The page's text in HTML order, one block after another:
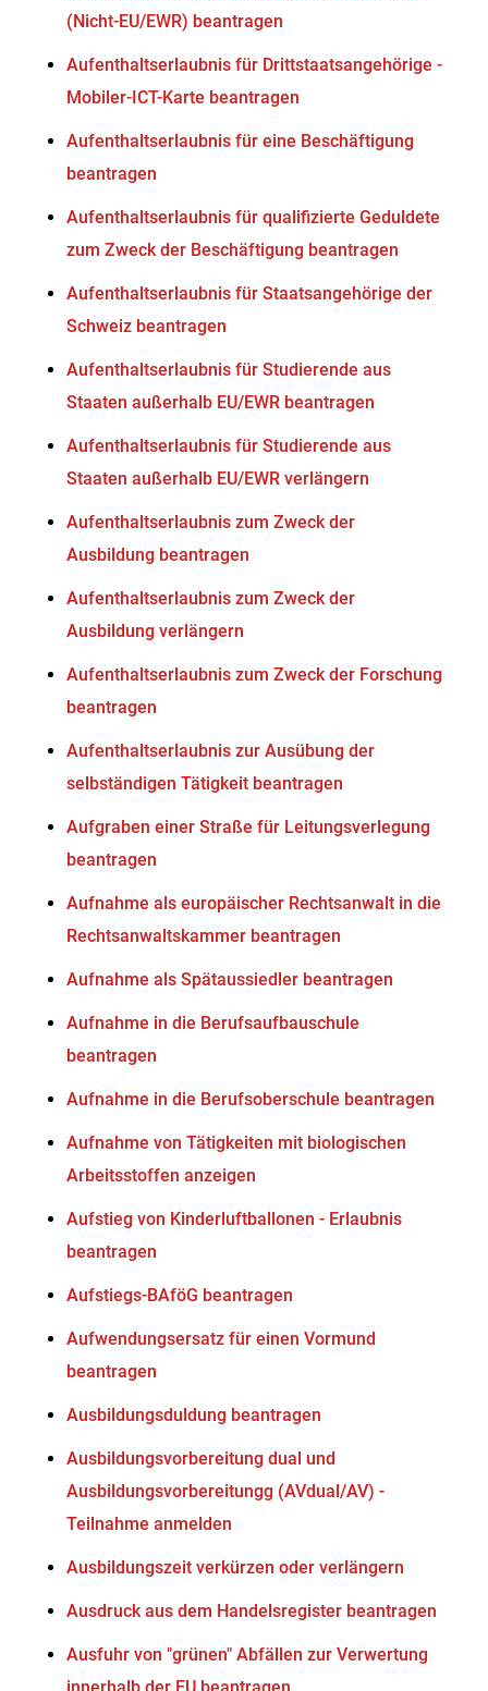
(Nicht-EU/EWR) beantragen
Aufenthaltserlaubnis für Drittstaatsangehörige -
Mobiler-ICT-Karte beantragen
Aufenthaltserlaubnis für eine Beschäftigung
beantragen
Aufenthaltserlaubnis für qualifizierte Geduldete
zum Zweck der Beschäftigung beantragen
Aufenthaltserlaubnis für Staatsangehörige der
Schweiz beantragen
Aufenthaltserlaubnis für Studierende aus
Staaten außerhalb EU/EWR beantragen
Aufenthaltserlaubnis für Studierende aus
Staaten außerhalb EU/EWR verlängern
Aufenthaltserlaubnis zum Zweck der
Ausbildung beantragen
Aufenthaltserlaubnis zum Zweck der
Ausbildung verlängern
Aufenthaltserlaubnis zum Zweck der Forschung
beantragen
Aufenthaltserlaubnis zur Ausübung der
selbständigen Tätigkeit beantragen
Aufgraben einer Straße für Leitungsverlegung
beantragen
Aufnahme als europäischer Rechtsanwalt in die
Rechtsanwaltskammer beantragen
Aufnahme als Spätaussiedler beantragen
Aufnahme in die Berufsaufbauschule
beantragen
Aufnahme in die Berufsoberschule beantragen
Aufnahme von Tätigkeiten mit biologischen
Arbeitsstoffen anzeigen
Aufstieg von Kinderluftballonen - Erlaubnis
beantragen
Aufstiegs-BAföG beantragen
Aufwendungsersatz für einen Vormund
beantragen
Ausbildungsduldung beantragen
Ausbildungsvorbereitung dual und
Ausbildungsvorbereitungg (AVdual/AV) -
Teilnahme anmelden
Ausbildungszeit verkürzen oder verlängern
Ausdruck aus dem Handelsregister beantragen
Ausfuhr von "grünen" Abfällen zur Verwertung